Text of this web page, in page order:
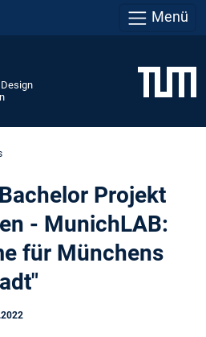
Menü
Projekt
- MunichLAB:
für Münchens